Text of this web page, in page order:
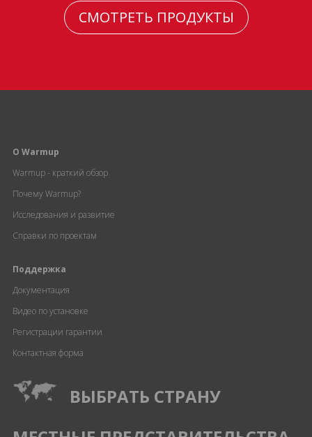
СМОТРЕТЬ ПРОДУКТЫ
О Warmup
Warmup - краткий обзор
Почему Warmup?
Исследования и развитие
Справки по проектам
Поддержка
Документация
Видео по установке
Регистрации гарантии
Контактная форма
ВЫБРАТЬ СТРАНУ